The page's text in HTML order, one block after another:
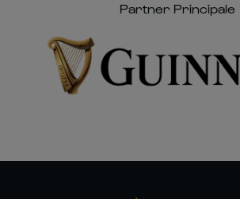
Partner Principale